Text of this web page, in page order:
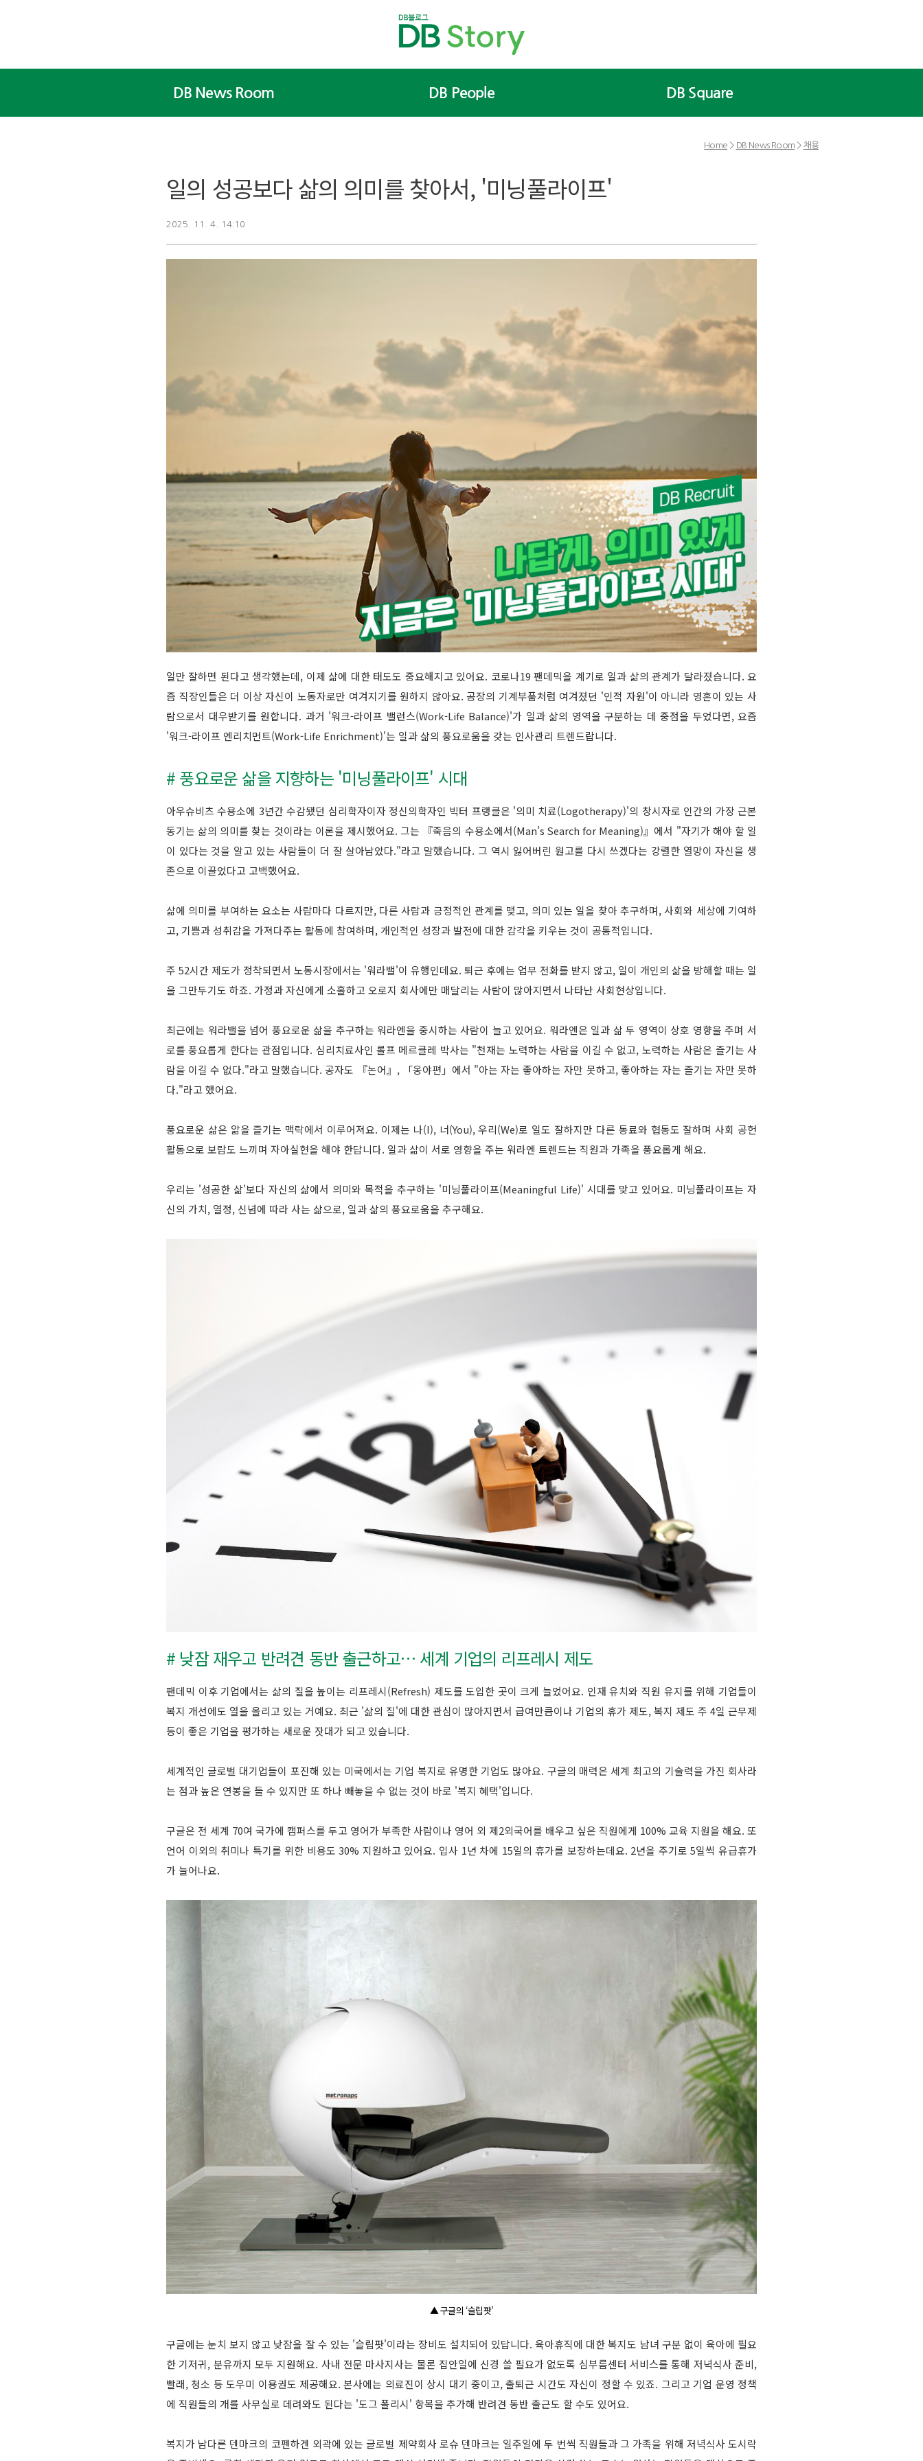
DB News Room DB People DB Square
Home> DB News Room> 채용
일의 성공보다 삶의 의미를 찾아서, '미닝풀라이프'
2025. 11. 4. 14:10
일만 잘하면 된다고 생각했는데, 이제 삶에 대한 태도도 중요해지고 있어요. 코로나19 팬데믹을 계기로 일과 삶의 관계가 달라졌습니다. 요
즘 직장인들은 더 이상 자신이 노동자로만 여겨지기를 원하지 않아요. 공장의 기계부품처럼 여겨졌던 '인적 자원'이 아니라 영혼이 있는 사
람으로서 대우받기를 원합니다. 과거 '워크-라이프 밸런스(Work-Life Balance)'가 일과 삶의 영역을 구분하는 데 중점을 두었다면, 요즘
'워크-라이프 엔리치먼트(Work-Life Enrichment)'는 일과 삶의 풍요로움을 갖는 인사관리 트렌드랍니다.
# 풍요로운 삶을 지향하는 '미닝풀라이프' 시대
아우슈비츠 수용소에 3년간 수감됐던 심리학자이자 정신의학자인 빅터 프랭클은 '의미 치료(Logotherapy)'의 창시자로 인간의 가장 근본
동기는 삶의 의미를 찾는 것이라는 이론을 제시했어요. 그는 『죽음의 수용소에서(Man’s Search for Meaning)』에서 "자기가 해야 할 일
이 있다는 것을 알고 있는 사람들이 더 잘 살아남았다."라고 말했습니다. 그 역시 잃어버린 원고를 다시 쓰겠다는 강렬한 열망이 자신을 생
존으로 이끌었다고 고백했어요.
삶에 의미를 부여하는 요소는 사람마다 다르지만, 다른 사람과 긍정적인 관계를 맺고, 의미 있는 일을 찾아 추구하며, 사회와 세상에 기여하
고, 기쁨과 성취감을 가져다주는 활동에 참여하며, 개인적인 성장과 발전에 대한 감각을 키우는 것이 공통적입니다.
주 52시간 제도가 정착되면서 노동시장에서는 '워라밸'이 유행인데요. 퇴근 후에는 업무 전화를 받지 않고, 일이 개인의 삶을 방해할 때는 일
을 그만두기도 하죠. 가정과 자신에게 소홀하고 오로지 회사에만 매달리는 사람이 많아지면서 나타난 사회현상입니다.
최근에는 워라밸을 넘어 풍요로운 삶을 추구하는 워라엔을 중시하는 사람이 늘고 있어요. 워라엔은 일과 삶 두 영역이 상호 영향을 주며 서
로를 풍요롭게 한다는 관점입니다. 심리치료사인 롤프 메르클레 박사는 "천재는 노력하는 사람을 이길 수 없고, 노력하는 사람은 즐기는 사
람을 이길 수 없다."라고 말했습니다. 공자도 『논어』, 「옹야편」에서 "아는 자는 좋아하는 자만 못하고, 좋아하는 자는 즐기는 자만 못하
다."라고 했어요.
풍요로운 삶은 앎을 즐기는 맥락에서 이루어져요. 이제는 나(I), 너(You), 우리(We)로 일도 잘하지만 다른 동료와 협동도 잘하며 사회 공헌
활동으로 보람도 느끼며 자아실현을 해야 한답니다. 일과 삶이 서로 영향을 주는 워라엔 트렌드는 직원과 가족을 풍요롭게 해요.
우리는 '성공한 삶'보다 자신의 삶에서 의미와 목적을 추구하는 '미닝풀라이프(Meaningful Life)' 시대를 맞고 있어요. 미닝풀라이프는 자
신의 가치, 열정, 신념에 따라 사는 삶으로, 일과 삶의 풍요로움을 추구해요.
# 낮잠 재우고 반려견 동반 출근하고… 세계 기업의 리프레시 제도
팬데믹 이후 기업에서는 삶의 질을 높이는 리프레시(Refresh) 제도를 도입한 곳이 크게 늘었어요. 인재 유치와 직원 유지를 위해 기업들이
복지 개선에도 열을 올리고 있는 거예요. 최근 '삶의 질'에 대한 관심이 많아지면서 급여만큼이나 기업의 휴가 제도, 복지 제도 주 4일 근무제
등이 좋은 기업을 평가하는 새로운 잣대가 되고 있습니다.
세계적인 글로벌 대기업들이 포진해 있는 미국에서는 기업 복지로 유명한 기업도 많아요. 구글의 매력은 세계 최고의 기술력을 가진 회사라
는 점과 높은 연봉을 들 수 있지만 또 하나 빼놓을 수 없는 것이 바로 '복지 혜택'입니다.
구글은 전 세계 70여 국가에 캠퍼스를 두고 영어가 부족한 사람이나 영어 외 제2외국어를 배우고 싶은 직원에게 100% 교육 지원을 해요. 또
언어 이외의 취미나 특기를 위한 비용도 30% 지원하고 있어요. 입사 1년 차에 15일의 휴가를 보장하는데요. 2년을 주기로 5일씩 유급휴가
가 늘어나요.
▲ 구글의 ‘슬립팟’
구글에는 눈치 보지 않고 낮잠을 잘 수 있는 '슬립팟'이라는 장비도 설치되어 있답니다. 육아휴직에 대한 복지도 남녀 구분 없이 육아에 필요
한 기저귀, 분유까지 모두 지원해요. 사내 전문 마사지사는 물론 집안일에 신경 쓸 필요가 없도록 심부름센터 서비스를 통해 저녁식사 준비,
빨래, 청소 등 도우미 이용권도 제공해요. 본사에는 의료진이 상시 대기 중이고, 출퇴근 시간도 자신이 정할 수 있죠. 그리고 기업 운영 정책
에 직원들의 개를 사무실로 데려와도 된다는 '도그 폴리시' 항목을 추가해 반려견 동반 출근도 할 수도 있어요.
복지가 남다른 덴마크의 코펜하겐 외곽에 있는 글로벌 제약회사 로슈 덴마크는 일주일에 두 번씩 직원들과 그 가족을 위해 저녁식사 도시락